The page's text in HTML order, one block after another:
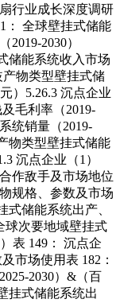
行业成长深度调研
： 全球壁挂式储能
2030）
储能系统收入市场
产物类型壁挂式储
）5.26.3 沉点企业
毛利率（2019-
统销量（2019-
物类型壁挂式储能
沉点企业（1）
作敌手及市场地位
规格、参数及市场
式储能系统出产、
球次要地域壁挂式
表 149： 沉点企
市场使用表 182：
2030）&（百
挂式储能系统出